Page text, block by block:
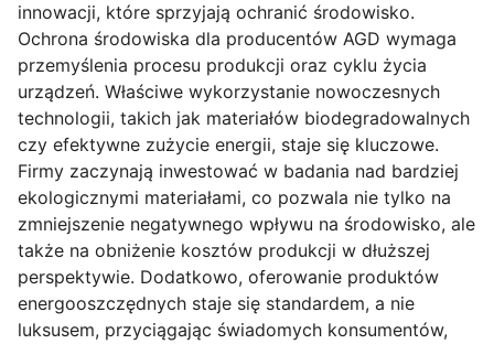
innowacji, które sprzyjają ochranić środowisko.
Ochrona środowiska dla producentów AGD wymaga
przemyślenia procesu produkcji oraz cyklu życia
urządzeń. Właściwe wykorzystanie nowoczesnych
technologii, takich jak materiałów biodegradowalnych
czy efektywne zużycie energii, staje się kluczowe.
Firmy zaczynają inwestować w badania nad bardziej
ekologicznymi materiałami, co pozwala nie tylko na
zmniejszenie negatywnego wpływu na środowisko, ale
także na obniżenie kosztów produkcji w dłuższej
perspektywie. Dodatkowo, oferowanie produktów
energooszczędnych staje się standardem, a nie
luksusem, przyciągając świadomych konsumentów,